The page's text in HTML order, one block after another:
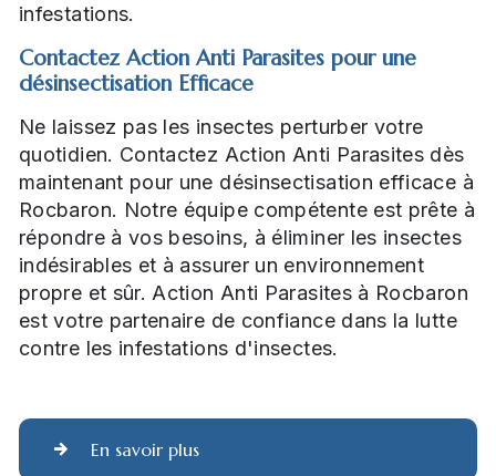
infestations.
Contactez Action Anti Parasites pour une
désinsectisation Efficace
Ne laissez pas les insectes perturber votre
quotidien. Contactez Action Anti Parasites dès
maintenant pour une désinsectisation efficace à
Rocbaron. Notre équipe compétente est prête à
répondre à vos besoins, à éliminer les insectes
indésirables et à assurer un environnement
propre et sûr. Action Anti Parasites à Rocbaron
est votre partenaire de confiance dans la lutte
contre les infestations d'insectes.
En savoir plus